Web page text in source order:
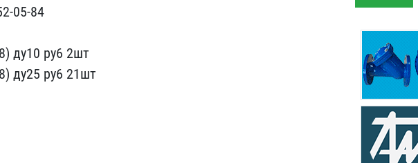
0​5-84
ду10 ру6 2шт
ду25 ру6 2​1шт